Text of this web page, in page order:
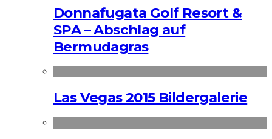
Donnafugata Golf Resort &
SPA – Abschlag auf
Bermudagras
Las Vegas 2015 Bildergalerie